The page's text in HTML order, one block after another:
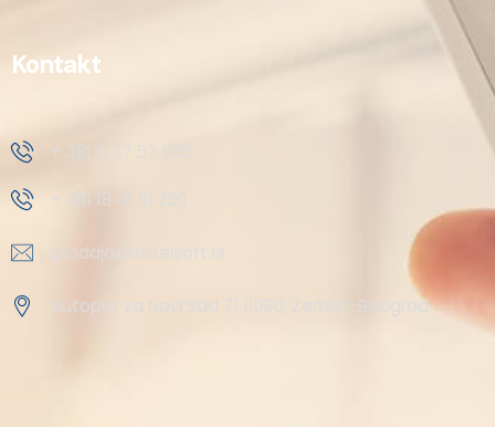
Kontakt
+ 381 11 37 57 555
+ 381 18 41 51 230
prodaja@steelsoft.rs
Autoput za Novi Sad 71 11080, Zemun-Beograd